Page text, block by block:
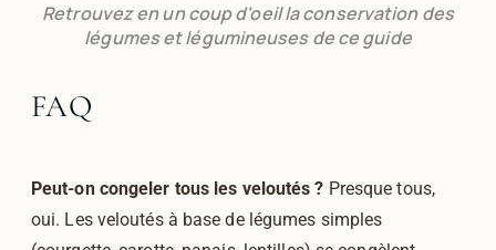
Retrouvez en un coup d'oeil la conservation des
légumes et légumineuses de ce guide
FAQ
Peut-on congeler tous les veloutés ? Presque tous,
oui. Les veloutés à base de légumes simples